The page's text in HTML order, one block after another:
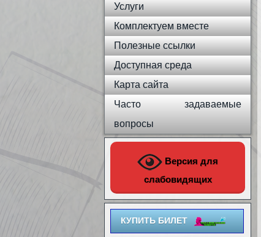
Услуги
Комплектуем вместе
Полезные ссылки
Доступная среда
Карта сайта
Часто задаваемые
вопросы
Версия для
слабовидящих
КУПИТЬ БИЛЕТ